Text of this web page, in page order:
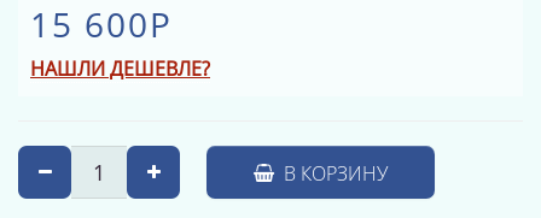
15 600Р
НАШЛИ ДЕШЕВЛЕ?
В КОРЗИНУ